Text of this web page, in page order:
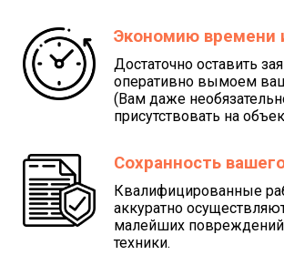
Экономию времени
Достаточно оставить
оперативно вымоем
(Вам даже
присутствовать на
Сохранность
Квалифицированные
аккуратно
малейших
техники.